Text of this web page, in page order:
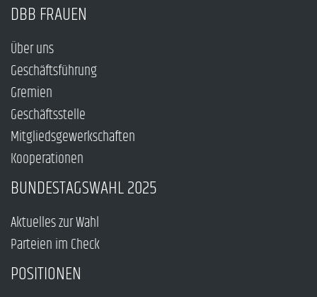
DBB FRAUEN
Über uns
Geschäftsführung
Gremien
Geschäftsstelle
Mitgliedsgewerkschaften
Kooperationen
BUNDESTAGSWAHL 2025
Aktuelles zur Wahl
Parteien im Check
POSITIONEN